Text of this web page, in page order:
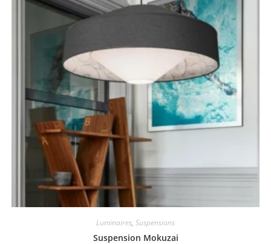
Luminaires, Suspensions
Suspension Mokuzai